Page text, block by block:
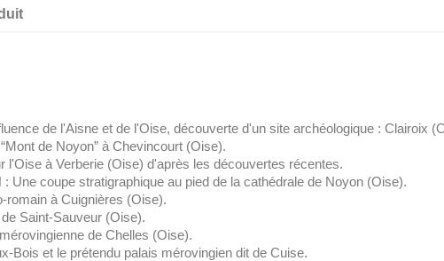
de l'Aisne et de l'Oise, découverte d'un site archéologique : Clairoix
de Noyon” à Chevincourt (Oise).
à Verberie (Oise) d'après les découvertes récentes.
Une coupe stratigraphique au pied de la cathédrale de Noyon (Oise).
romain à Cuignières (Oise).
Saint-Sauveur (Oise).
de Chelles (Oise).
Bois et le prétendu palais mérovingien dit de Cuise.